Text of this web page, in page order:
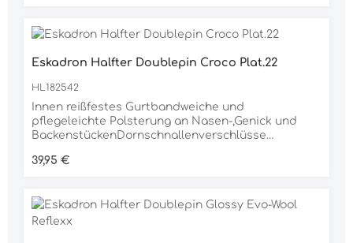
taupe farbene Metallbeschläge edler Platinum-
Eskadron-Metallplakette auf der linken Seite
Eskadron Halfter Doublepin Croco Plat.22
HL182542
Innen reißfestes Gurtbandweiche und
pflegeleichte Polsterung an Nasen-,Genick und
BackenstückenDornschnallenverschlüsse
Verstellmöglichkeit im Kinnbereich, matt
Regulärer Preis:
39,95 €